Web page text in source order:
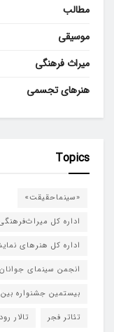
مطالب
موسیقی
میراث فرهنگی
هنرهای تجسمی
Topics
«سینماحقیقت»
اداره کل
اداره کل هنرهای
انجمن سینمای
بیستمین جشنواره
تئاتر فجر
تالار